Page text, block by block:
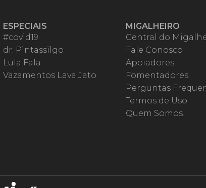
ESPECIAIS
#covid19
dr. Pintassilgo
Lula Fala
Vazamentos Lava Jato
MIGALHEIRO
Central do
Fale Conosco
Apoiadores
Fomentadores
Perguntas
Termos de Uso
Quem Somos